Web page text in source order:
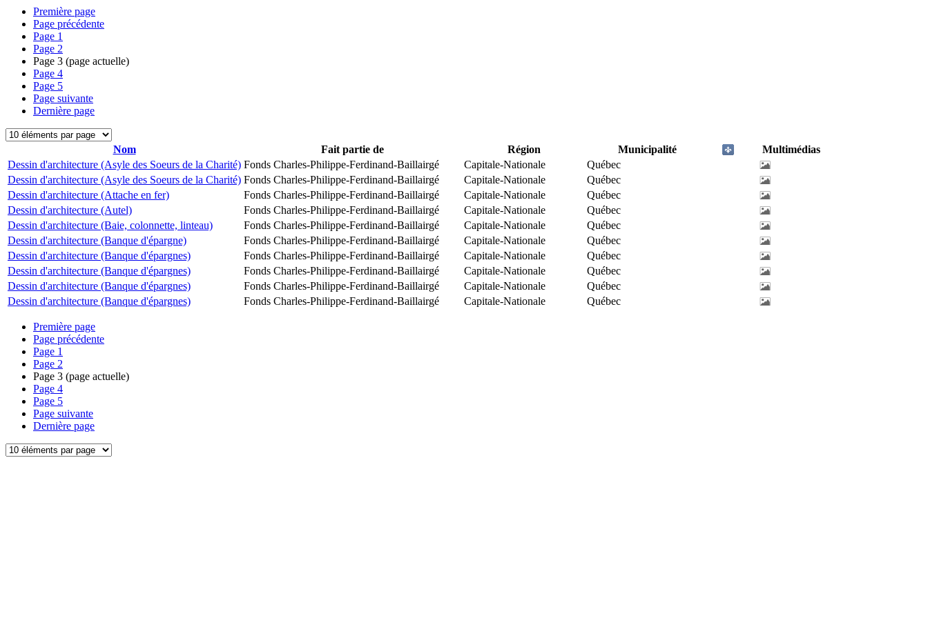
Première page
Page précédente
Page 1
Page 2
Page 3 (page actuelle)
Page 4
Page 5
Page suivante
Dernière page
Nom Fait partie de Région Municipalité
Multimédias
Dessin d'architecture (Asyle des Soeurs de la Charité) Fonds Charles-Philippe-Ferdinand-Baillairgé Capitale-Nationale
Québec
Dessin d'architecture (Asyle des Soeurs de la Charité) Fonds Charles-Philippe-Ferdinand-Baillairgé Capitale-Nationale
Québec
Dessin d'architecture (Attache en fer)
Fonds Charles-Philippe-Ferdinand-Baillairgé Capitale-Nationale
Québec
Dessin d'architecture (Autel)
Fonds Charles-Philippe-Ferdinand-Baillairgé Capitale-Nationale
Québec
Dessin d'architecture (Baie, colonnette, linteau)
Fonds Charles-Philippe-Ferdinand-Baillairgé Capitale-Nationale
Québec
Dessin d'architecture (Banque d'épargne)
Fonds Charles-Philippe-Ferdinand-Baillairgé Capitale-Nationale
Québec
Dessin d'architecture (Banque d'épargnes)
Fonds Charles-Philippe-Ferdinand-Baillairgé Capitale-Nationale
Québec
Dessin d'architecture (Banque d'épargnes)
Fonds Charles-Philippe-Ferdinand-Baillairgé Capitale-Nationale
Québec
Dessin d'architecture (Banque d'épargnes)
Fonds Charles-Philippe-Ferdinand-Baillairgé Capitale-Nationale
Québec
Dessin d'architecture (Banque d'épargnes)
Fonds Charles-Philippe-Ferdinand-Baillairgé Capitale-Nationale Québec
Première page
Page précédente
Page 1
Page 2
Page 3 (page actuelle)
Page 4
Page 5
Page suivante
Dernière page